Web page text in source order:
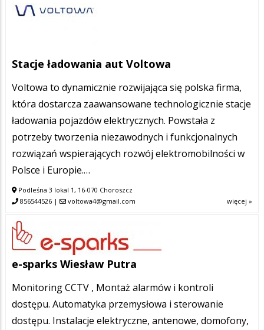
Stacje ładowania aut Voltowa
Voltowa to dynamicznie rozwijająca się polska firma,
która dostarcza zaawansowane technologicznie stacje
ładowania pojazdów elektrycznych. Powstała z
potrzeby tworzenia niezawodnych i funkcjonalnych
rozwiązań wspierających rozwój elektromobilności w
Polsce i Europie.…
Podleśna 3 lokal 1, 16-070 Choroszcz
856544526 | voltowa4@gmail.com więcej »
e-sparks Wiesław Putra
Monitoring CCTV , Montaż alarmów i kontroli
dostępu. Automatyka przemysłowa i sterowanie
dostępu. Instalacje elektryczne, antenowe, domofony,